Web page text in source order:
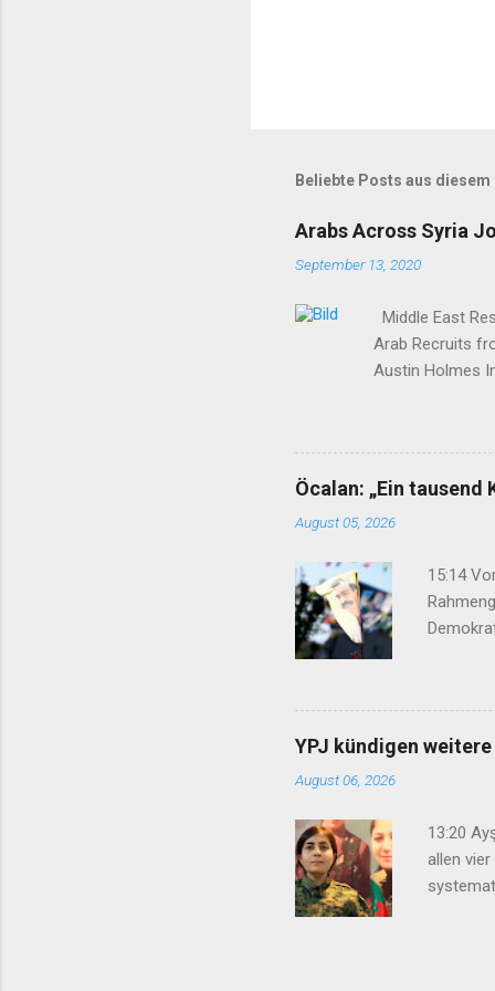
Beliebte Posts aus diesem
Arabs Across Syria
September 13, 2020
Middle East
Arab Recruits
Austin Holmes
Syria to turn
Yekîtiya
—which set up
Surrounded by
Öcalan: „Ein
August 05, 2026
15:14
07:50
YPJ kündigen
August 06, 2026
13:20
allen
kein